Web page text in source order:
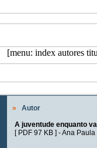
»
Autor
A juventude enquanto
[ PDF 97 KB] -Ana Paula